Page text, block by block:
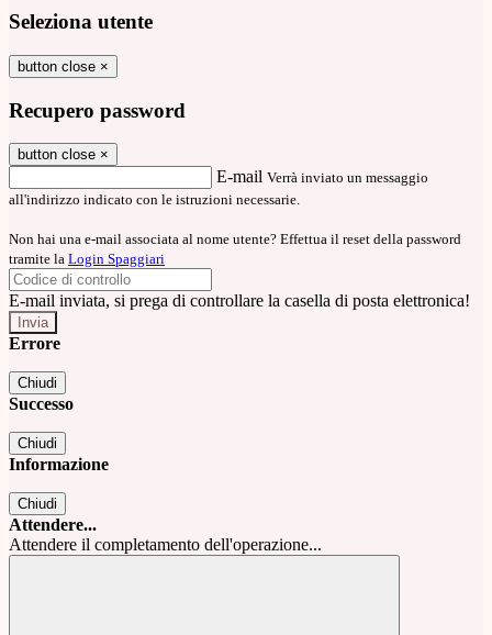
Seleziona utente
button close ×
Recupero password
button close ×
E-mail Verrà inviato un messaggio
all'indirizzo indicato con le istruzioni necessarie.
Non hai una e-mail associata al nome utente? Effettua il reset della password
tramite la Login Spaggiari
E-mail inviata, si prega di controllare la casella di posta elettronica!
Errore
Chiudi
Successo
Chiudi
Informazione
Chiudi
Attendere...
Attendere il completamento dell'operazione...